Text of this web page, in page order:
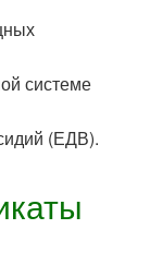
системе
(ЕДВ).